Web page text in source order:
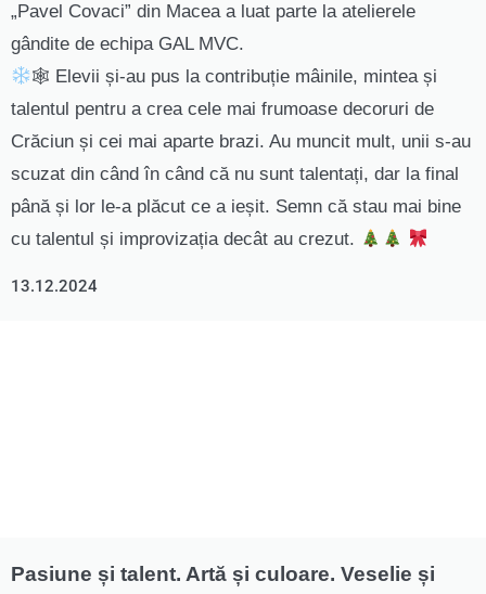
„Pavel Covaci” din Macea a luat parte la atelierele
gândite de echipa GAL MVC.
🕸 Elevii și-au pus la contribuție mâinile, mintea și
talentul pentru a crea cele mai frumoase decoruri de
Crăciun și cei mai aparte brazi. Au muncit mult, unii s-au
scuzat din când în când că nu sunt talentați, dar la final
până și lor le-a plăcut ce a ieșit. Semn că stau mai bine
cu talentul și improvizația decât au crezut.
13.12.2024
Pasiune și talent. Artă și culoare. Veselie și